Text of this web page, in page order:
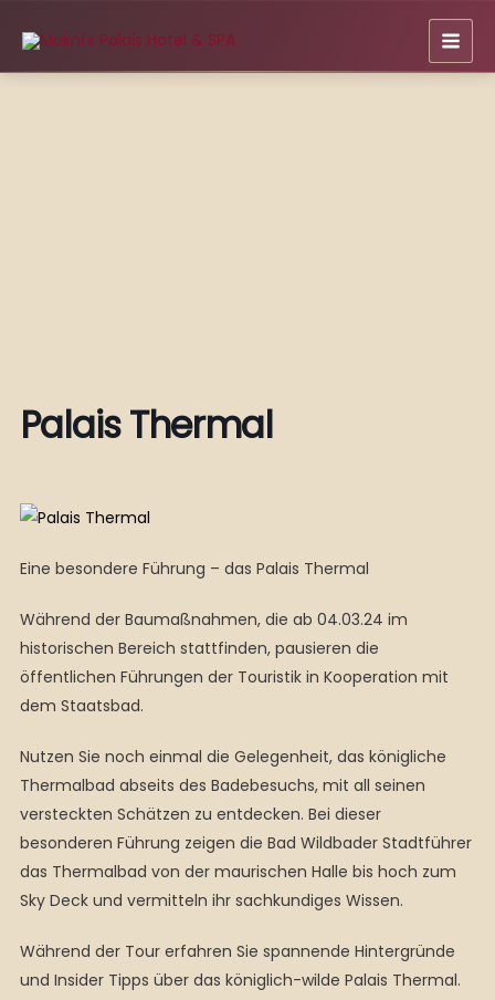
Inhalt
springen
Palais Thermal
Eine besondere Führung – das Palais Thermal
Während der Baumaßnahmen, die ab 04.03.24 im
historischen Bereich stattfinden, pausieren die
öffentlichen Führungen der Touristik in Kooperation mit
dem Staatsbad.
Nutzen Sie noch einmal die Gelegenheit, das königliche
Thermalbad abseits des Badebesuchs, mit all seinen
versteckten Schätzen zu entdecken. Bei dieser
besonderen Führung zeigen die Bad Wildbader Stadtführer
das Thermalbad von der maurischen Halle bis hoch zum
Sky Deck und vermitteln ihr sachkundiges Wissen.
Während der Tour erfahren Sie spannende Hintergründe
und Insider Tipps über das königlich-wilde Palais Thermal.